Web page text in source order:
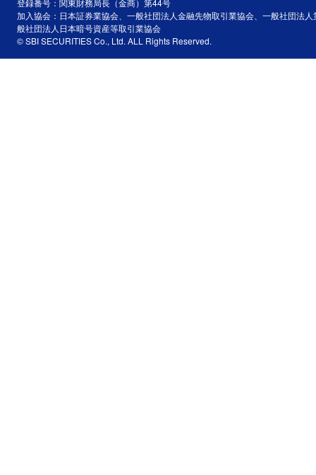
登録番号：関東財務局長（金商）第44号
加入協会：日本証券業協会、一般社団法人金融先物取引業協会、一般社団法
般社団法人日本暗号資産等取引業協会
© SBI SECURITIES Co., Ltd. ALL Rights Reserved.